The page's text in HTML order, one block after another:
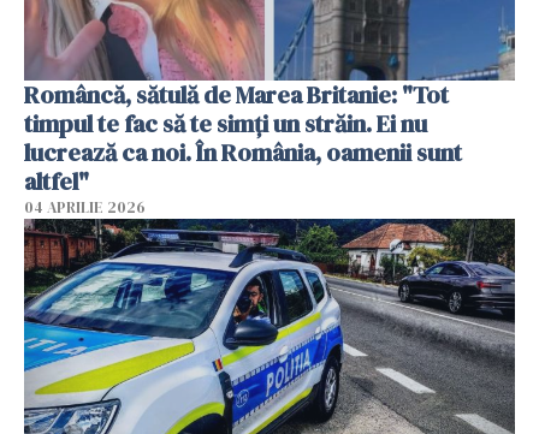
Româncă, sătulă de Marea Britanie: "Tot
timpul te fac să te simți un străin. Ei nu
lucrează ca noi. În România, oamenii sunt
altfel"
04 APRILIE 2026